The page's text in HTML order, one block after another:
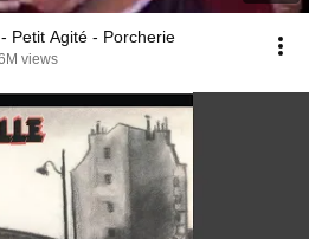
Petit Agité - Porcherie
views